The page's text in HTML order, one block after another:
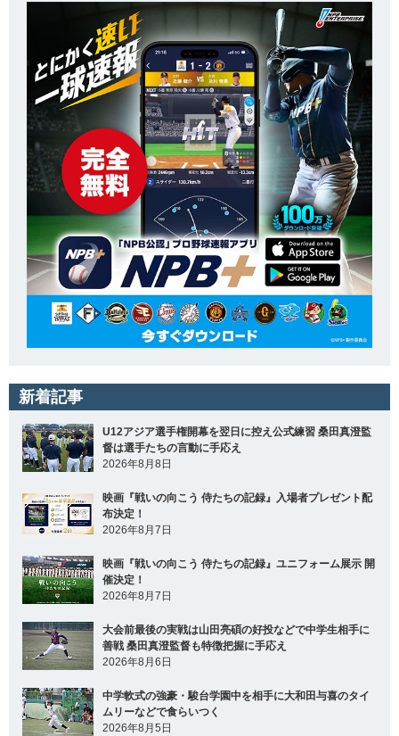
新着記事
U12アジア選手権開幕を翌日に控え公式練習 桑田真澄監
督は選手たちの言動に手応え
2026年8月8日
映画『戦いの向こう 侍たちの記録』入場者プレゼント配
布決定！
2026年8月7日
映画『戦いの向こう 侍たちの記録』ユニフォーム展示 開
催決定！
2026年8月7日
大会前最後の実戦は山田亮碩の好投などで中学生相手に
善戦 桑田真澄監督も特徴把握に手応え
2026年8月6日
中学軟式の強豪・駿台学園中を相手に大和田与喜のタイ
ムリーなどで食らいつく
2026年8月5日